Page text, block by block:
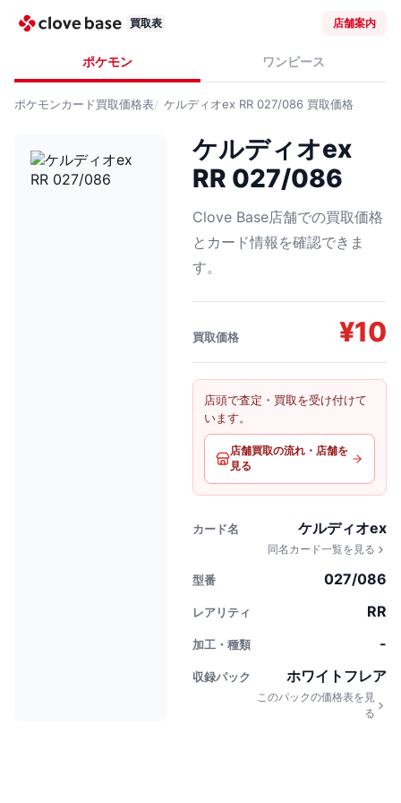
買取表 店舗案内
ポケモン ワンピース
ポケモンカード買取価格表 ケルディオex RR 027/086 買取価格
ケルディオex
RR 027/086
Clove Base店舗での買取価格
とカード情報を確認できま
す。
買取価格 ¥10
店頭で査定・買取を受け付けて
います。
店舗買取の流れ・店舗を
見る
カード名 ケルディオex
同名カード一覧を見る
型番 027/086
レアリティ RR
加工・種類 -
収録パック ホワイトフレア
このパックの価格表を見
る